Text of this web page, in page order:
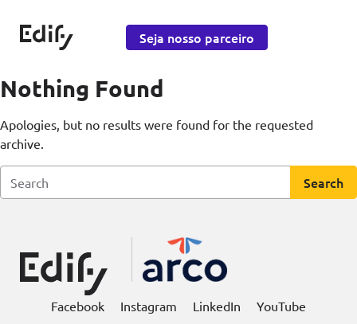
Edify EducationSeja nosso parceiro
Nothing Found
Apologies, but no results were found for the requested
archive.
Search
Facebook Instagram LinkedIn YouTube